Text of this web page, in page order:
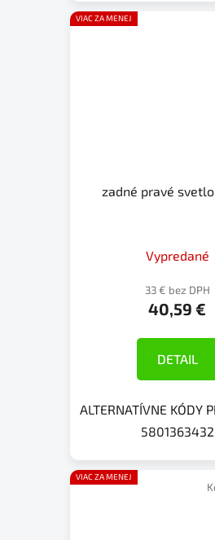
VIAC ZA MENEJ
zadné pravé svetlo
Vypredané
33 € bez DPH
40,59 €
DETAIL
ALTERNATÍVNE KÓDY
5801363432
VIAC ZA MENEJ